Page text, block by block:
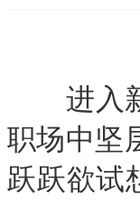
进入新
职场中坚
跃跃欲试